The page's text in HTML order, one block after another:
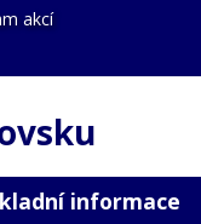
akcí
informace